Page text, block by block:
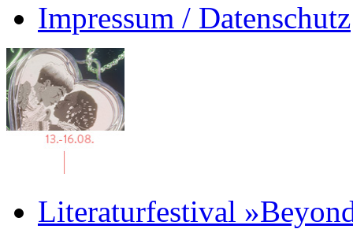
Impressum / Datenschutz
Literaturfestival